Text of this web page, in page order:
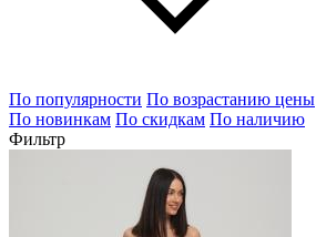
По популярности По возрастанию цены
По новинкам По скидкам По наличию
Фильтр